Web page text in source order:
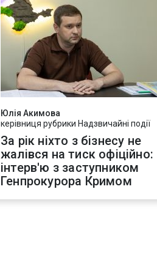
Юлія Акимова
керівниця рубрики Надзвичайні події
За рік ніхто з бізнесу не
жалівся на тиск офіційно:
інтерв'ю з заступником
Генпрокурора Кримом